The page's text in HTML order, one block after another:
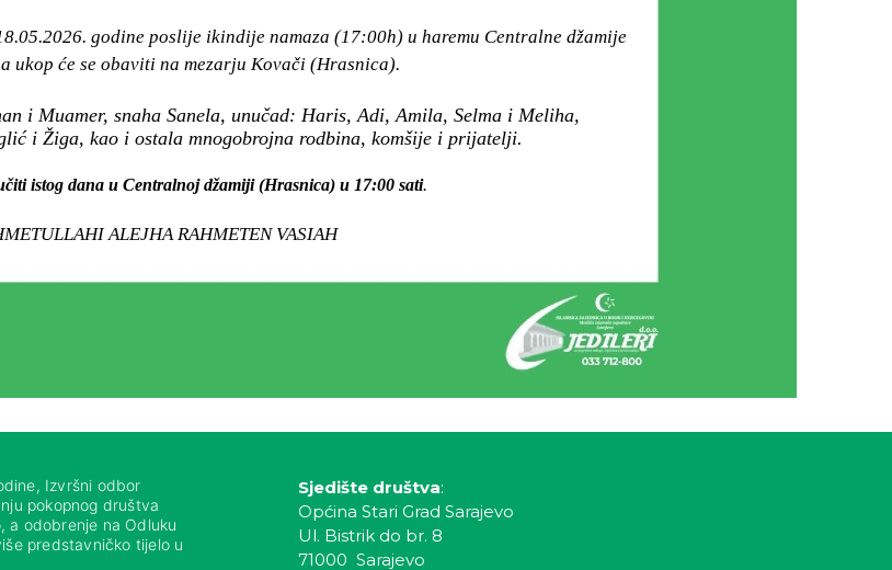
godine poslije ikindije namaza (17:00h) u haremu Centralne džamije
ukop će se obaviti na mezarju Kovači (Hrasnica).
i Muamer, snaha Sanela, unučad: Haris, Adi, Amila, Selma i Meliha,
i Žiga, kao i ostala mnogobrojna rodbina, komšije i prijatelji.
istog dana u Centralnoj džamiji (Hrasnica) u 17:00 sati.
ALEJHA RAHMETEN VASIAH
Izvršni odbor
pokopnog društva
a odobrenje na Odluku
predstavničko tijelo u
Sjedište društva:
Općina Stari Grad Sarajevo
Ul. Bistrik do br. 8
71000 Sarajevo